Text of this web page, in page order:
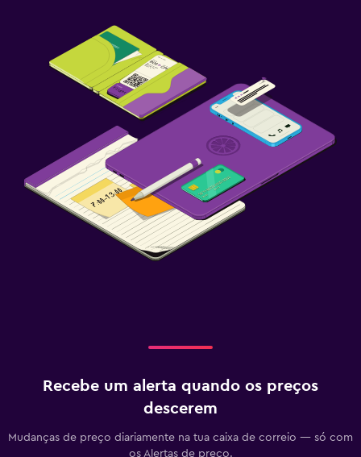
Recebe um alerta quando os preços
descerem
Mudanças de preço diariamente na tua caixa de correio — só com
os Alertas de preço.